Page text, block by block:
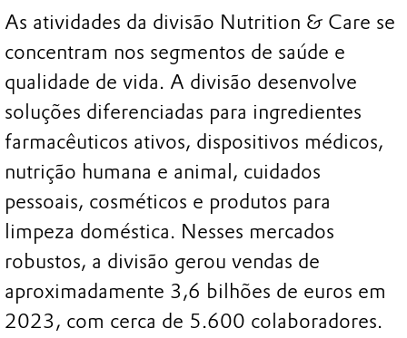
As atividades da divisão Nutrition & Care se
concentram nos segmentos de saúde e
qualidade de vida. A divisão desenvolve
soluções diferenciadas para ingredientes
farmacêuticos ativos, dispositivos médicos,
nutrição humana e animal, cuidados
pessoais, cosméticos e produtos para
limpeza doméstica. Nesses mercados
robustos, a divisão gerou vendas de
aproximadamente 3,6 bilhões de euros em
2023, com cerca de 5.600 colaboradores.